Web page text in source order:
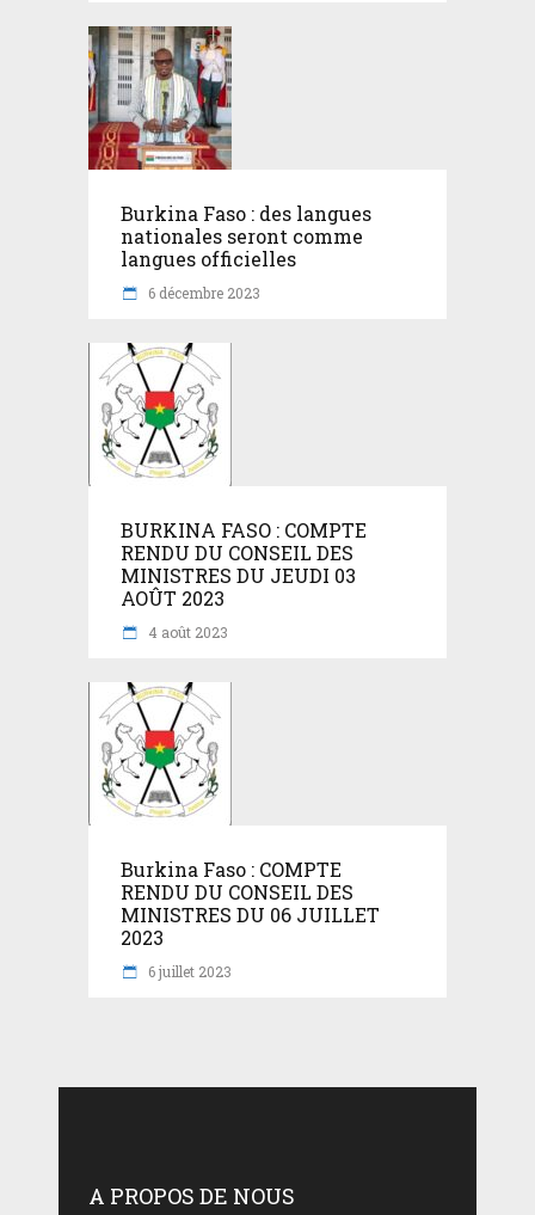
Burkina Faso : des langues
nationales seront comme
langues officielles
6 décembre 2023
BURKINA FASO : COMPTE
RENDU DU CONSEIL DES
MINISTRES DU JEUDI 03
AOÛT 2023
4 août 2023
Burkina Faso : COMPTE
RENDU DU CONSEIL DES
MINISTRES DU 06 JUILLET
2023
6 juillet 2023
A PROPOS DE NOUS